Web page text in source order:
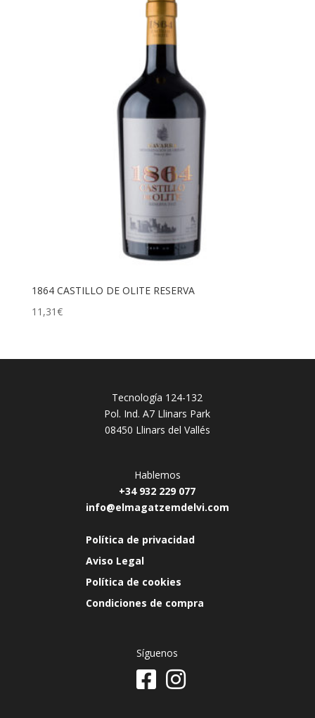
1864 CASTILLO DE OLITE RESERVA
11,31€
Tecnología 124-132
Pol. Ind. A7 Llinars Park
08450 Llinars del Vallés
Hablemos
+34 932 229 077
info@elmagatzemdelvi.com
Política de privacidad
Aviso Legal
Política de cookies
Condiciones de compra
Síguenos